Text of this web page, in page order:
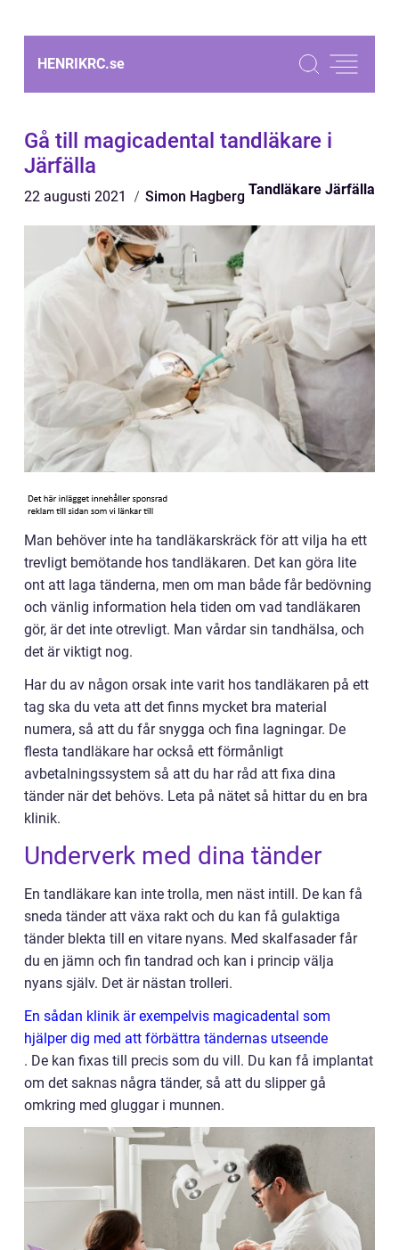
HENRIKRC.se
Gå till magicadental tandläkare i
Järfälla
22 augusti 2021 Simon Hagberg Tandläkare Järfälla
Man behöver inte ha tandläkarskräck för att vilja ha ett
trevligt bemötande hos tandläkaren. Det kan göra lite
ont att laga tänderna, men om man både får bedövning
och vänlig information hela tiden om vad tandläkaren
gör, är det inte otrevligt. Man vårdar sin tandhälsa, och
det är viktigt nog.
Har du av någon orsak inte varit hos tandläkaren på ett
tag ska du veta att det finns mycket bra material
numera, så att du får snygga och fina lagningar. De
flesta tandläkare har också ett förmånligt
avbetalningssystem så att du har råd att fixa dina
tänder när det behövs. Leta på nätet så hittar du en bra
klinik.
Underverk med dina tänder
En tandläkare kan inte trolla, men näst intill. De kan få
sneda tänder att växa rakt och du kan få gulaktiga
tänder blekta till en vitare nyans. Med skalfasader får
du en jämn och fin tandrad och kan i princip välja
nyans själv. Det är nästan trolleri.
En sådan klinik är exempelvis magicadental som
hjälper dig med att förbättra tändernas utseende
. De kan fixas till precis som du vill. Du kan få implantat
om det saknas några tänder, så att du slipper gå
omkring med gluggar i munnen.